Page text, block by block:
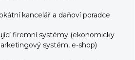
kancelář a daňoví poradce
firemní systémy (ekonomicky
systém, e-shop)